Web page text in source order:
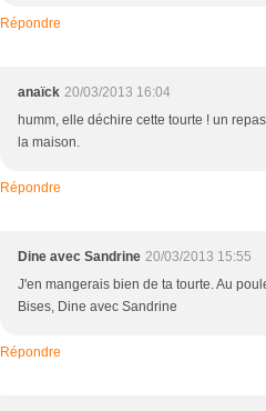
Répondre
anaïck 20/03/2013 16:04
humm, elle déchire cette tourte ! un
la maison.
Répondre
Dine avec Sandrine 20/03/2013 15:55
J'en mangerais bien de ta tourte. Au
Bises, Dine avec Sandrine
Répondre